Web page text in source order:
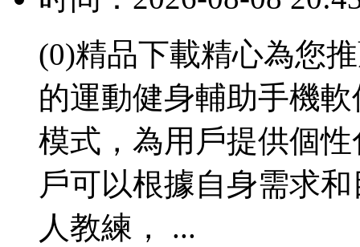
(0)精品下載精心為您
的運動健身輔助手機
模式，為用戶提供個
戶可以根據自身需求
人教練， ...